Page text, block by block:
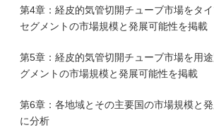
第4章：経皮的気管切開チューブ市場をタ
セグメントの市場規模と発展可能性を掲載
第5章：経皮的気管切開チューブ市場を用
グメントの市場規模と発展可能性を掲載
第6章：各地域とその主要国の市場規模と
に分析